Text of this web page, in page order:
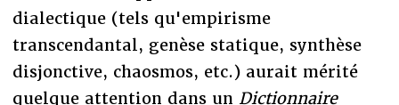
dialectique (tels qu'empirisme
transcendantal, genèse statique, synthèse
disjonctive, chaosmos, etc.) aurait mérité
quelque attention dans un Dictionnaire